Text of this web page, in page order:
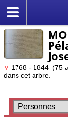
1768 - 1844 (75
dans cet arbre.